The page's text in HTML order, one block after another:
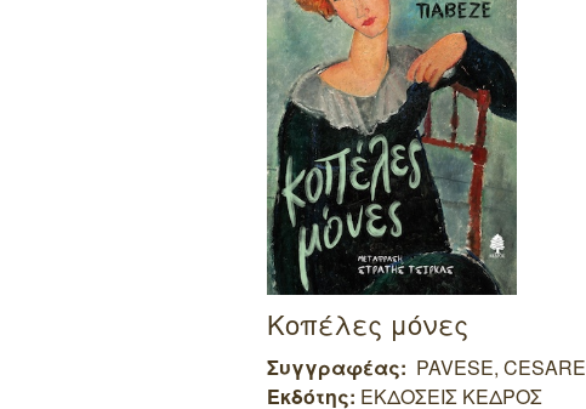
Κοπέλες μόνες
Συγγραφέας: PAVESE, CESARE
Εκδότης: ΕΚΔΟΣΕΙΣ ΚΕΔΡΟΣ